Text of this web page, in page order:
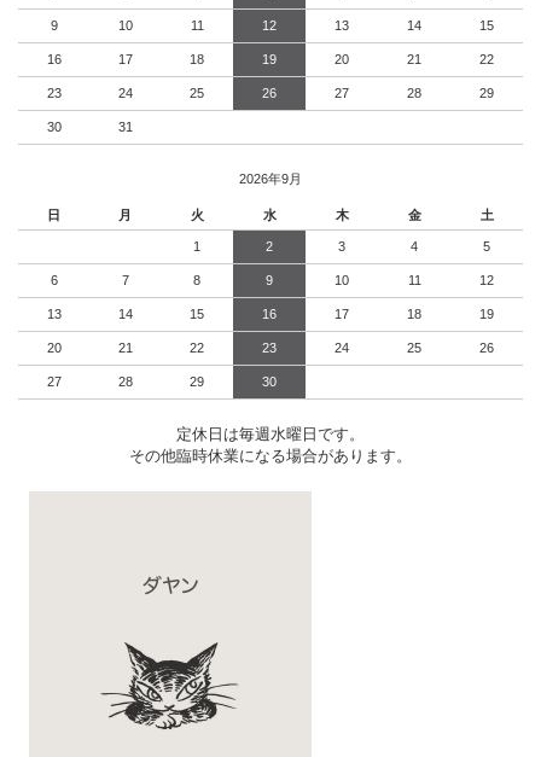
9 10 11 12 13 14 15
16 17 18 19 20 21 22
23 24 25 26 27 28 29
30 31
2026年9月
日 月 火 水 木 金 土
1 2 3 4 5
6 7 8 9 10 11 12
13 14 15 16 17 18 19
20 21 22 23 24 25 26
27 28 29 30
定休日は毎週水曜日です。
その他臨時休業になる場合があります。